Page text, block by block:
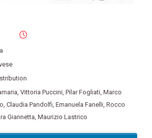
Vittoria Puccini Pilar Fogliati Marco
Claudia Pandolfi Emanuela Fanelli Rocco
Giannetta Maurizio Lastrico